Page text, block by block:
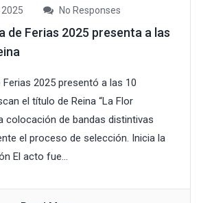
No Responses
de Ferias 2025 presenta a las
Ferias 2025 presentó a las 10
el título de Reina “La Flor
colocación de bandas distintivas
el proceso de selección. Inicia la
El acto fue...